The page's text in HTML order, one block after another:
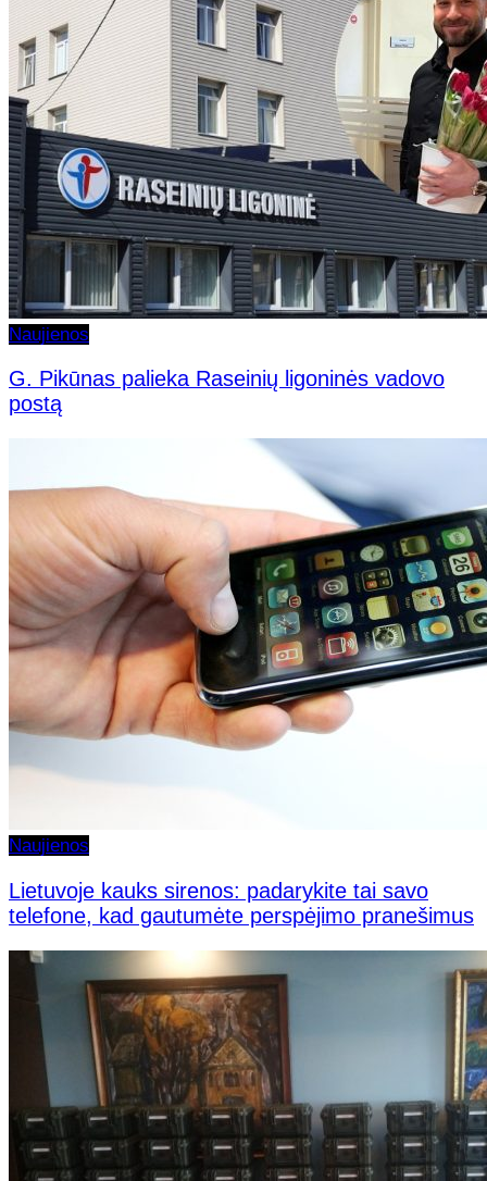
Naujienos
G. Pikūnas palieka Raseinių ligoninės vadovo
postą
Naujienos
Lietuvoje kauks sirenos: padarykite tai savo
telefone, kad gautumėte perspėjimo pranešimus